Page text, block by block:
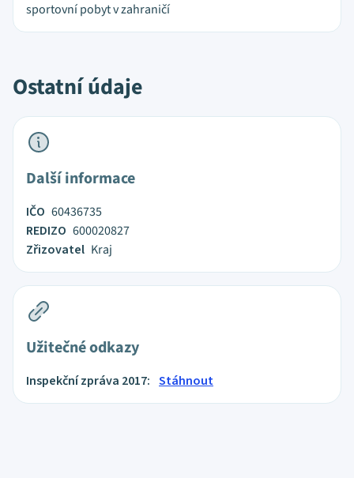
sportovní pobyt v zahraničí
Ostatní údaje
Další informace
IČO 60436735
REDIZO 600020827
Zřizovatel Kraj
Užitečné odkazy
Inspekční zpráva 2017: Stáhnout